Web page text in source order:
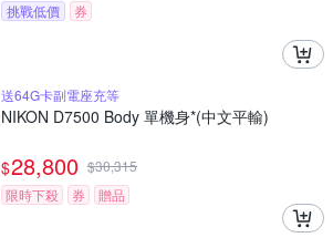
挑戰低價
券
送64G卡副電座充等
NIKON D7500 Body 單機身*(中文平輸)
$28,800 $30,315
限時下殺
券 贈品